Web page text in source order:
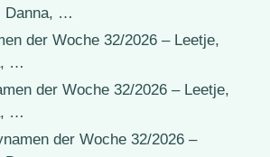
Danna, …
der Woche 32/2026 – Leetje,
…
der Woche 32/2026 – Leetje,
…
der Woche 32/2026 –